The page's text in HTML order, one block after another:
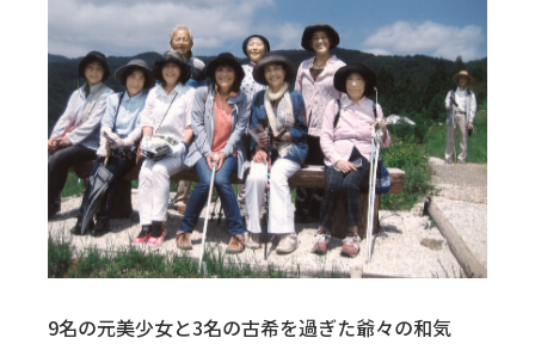
9名の元美少女と3名の古希を過ぎた爺々の和気